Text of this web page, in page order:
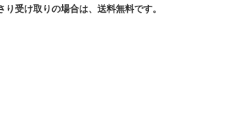
受け取りの場合は、送料無料です。